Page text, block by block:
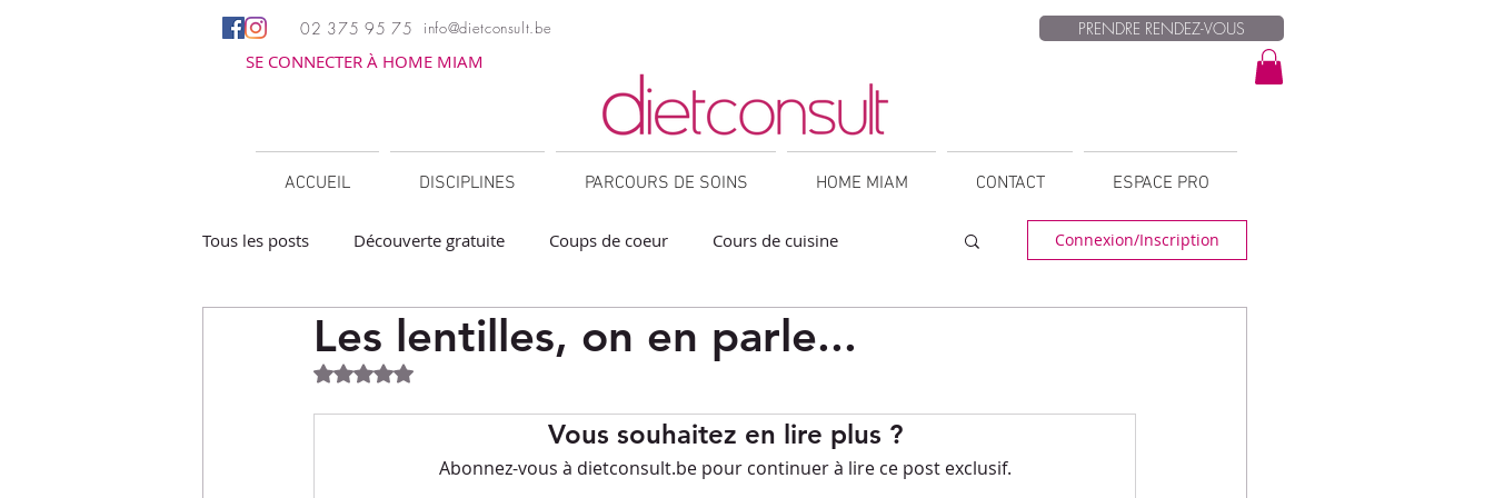
02 375 95 75 info@dietconsult.be PRENDRE RENDEZ-VOUS
SE CONNECTER À HOME MIAM
ACCUEIL DISCIPLINES PARCOURS DE SOINS HOME MIAM CONTACT ESPACE PRO
Tous les posts Découverte gratuite Coups de coeur Cours de cuisine
Barbecue / Plancha Collations Desserts Entrées
Facile à réchauffer Family corner IG bas Légumineuses Lunch
Connexion/Inscription
Les lentilles, on en parle...
Noté NaN étoiles sur 5.
Vous souhaitez en lire plus ?
Abonnez-vous à dietconsult.be pour continuer à lire ce post exclusif.